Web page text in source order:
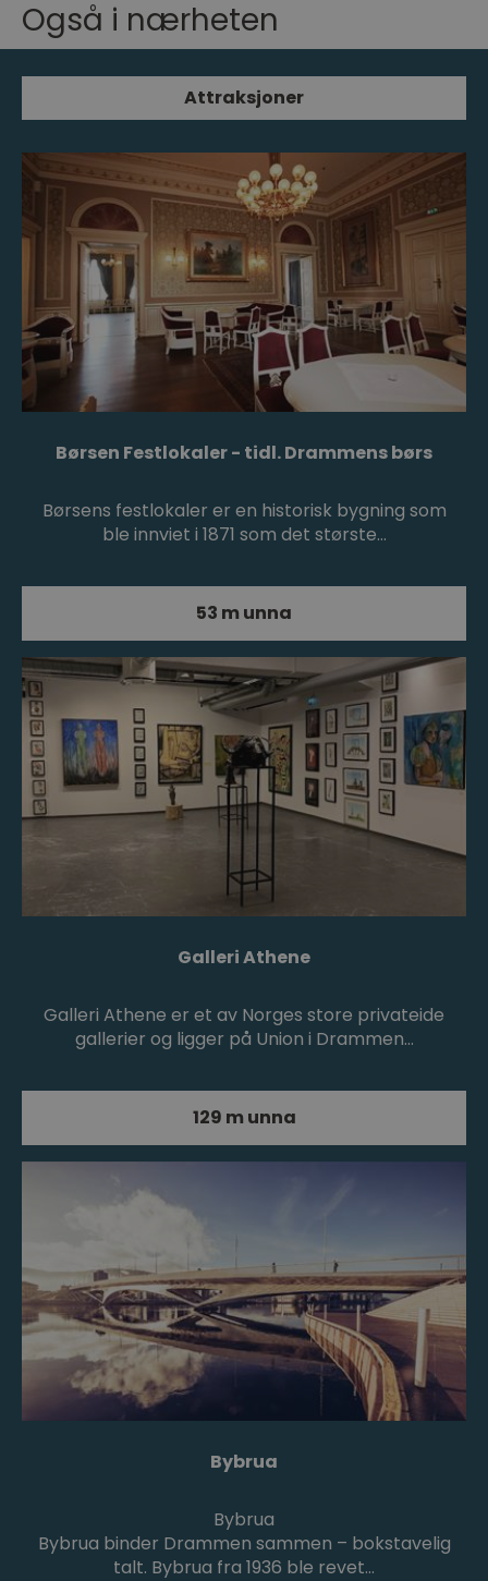
Også i nærheten
Attraksjoner
Børsen Festlokaler - tidl. Drammens børs
Børsens festlokaler er en historisk bygning som
ble innviet i 1871 som det største…
53 m unna
Galleri Athene
Galleri Athene er et av Norges store privateide
gallerier og ligger på Union i Drammen…
129 m unna
Bybrua
Bybrua
Bybrua binder Drammen sammen – bokstavelig
talt. Bybrua fra 1936 ble revet…